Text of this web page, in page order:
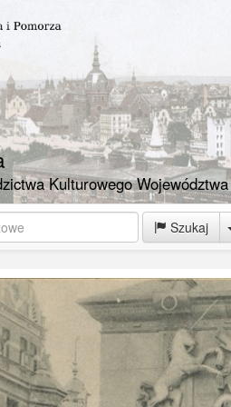
Kulturowego
Szukaj